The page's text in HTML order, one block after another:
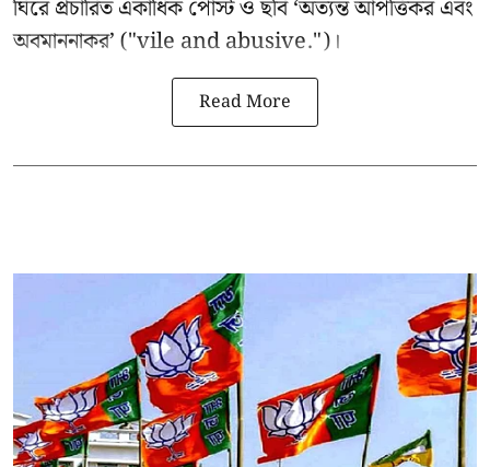
ঘিরে প্রচারিত একাধিক পোস্ট ও ছবি ‘অত্যন্ত আপত্তিকর এবং
অবমাননাকর’ ("vile and abusive.")।
Read More